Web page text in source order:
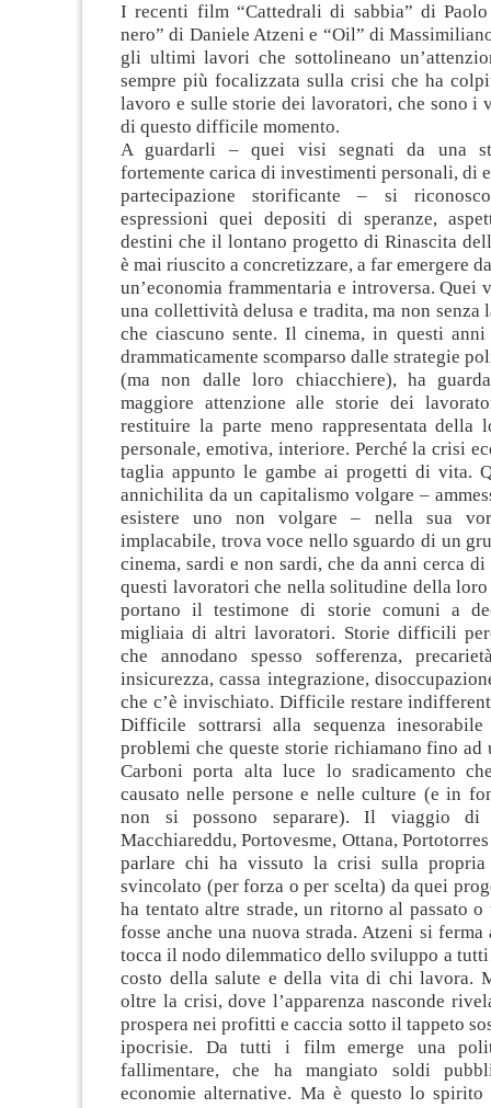
I recenti film “Cattedrali di sabbia” di Paolo
nero” di Daniele Atzeni e “Oil” di
gli ultimi lavori che sottolineano
sempre più focalizzata sulla crisi che ha
lavoro e sulle storie dei lavoratori, che sono i
di questo difficile momento.
A guardarli – quei visi segnati da una
fortemente carica di investimenti personali, di
partecipazione storificante – si
espressioni quei depositi di speranze,
destini che il lontano progetto di Rinascita
è mai riuscito a concretizzare, a far emergere
un’economia frammentaria e introversa. Quei
una collettività delusa e tradita, ma non senza
che ciascuno sente. Il cinema, in questi
drammaticamente scomparso dalle strategie
(ma non dalle loro chiacchiere), ha
maggiore attenzione alle storie dei
restituire la parte meno rappresentata della
personale, emotiva, interiore. Perché la crisi
taglia appunto le gambe ai progetti di vita.
annichilita da un capitalismo volgare –
esistere uno non volgare – nella sua
implacabile, trova voce nello sguardo di un
cinema, sardi e non sardi, che da anni cerca
questi lavoratori che nella solitudine della
portano il testimone di storie comuni a
migliaia di altri lavoratori. Storie difficili
che annodano spesso sofferenza,
insicurezza, cassa integrazione,
che c’è invischiato. Difficile restare
Difficile sottrarsi alla sequenza
problemi che queste storie richiamano fino
Carboni porta alta luce lo sradicamento
causato nelle persone e nelle culture (e in
non si possono separare). Il viaggio di
Macchiareddu, Portovesme, Ottana,
parlare chi ha vissuto la crisi sulla
svincolato (per forza o per scelta) da quei
ha tentato altre strade, un ritorno al passato o
fosse anche una nuova strada. Atzeni si ferma
tocca il nodo dilemmatico dello sviluppo a
costo della salute e della vita di chi lavora.
oltre la crisi, dove l’apparenza nasconde
prospera nei profitti e caccia sotto il tappeto
ipocrisie. Da tutti i film emerge una
fallimentare, che ha mangiato soldi
economie alternative. Ma è questo lo spirito